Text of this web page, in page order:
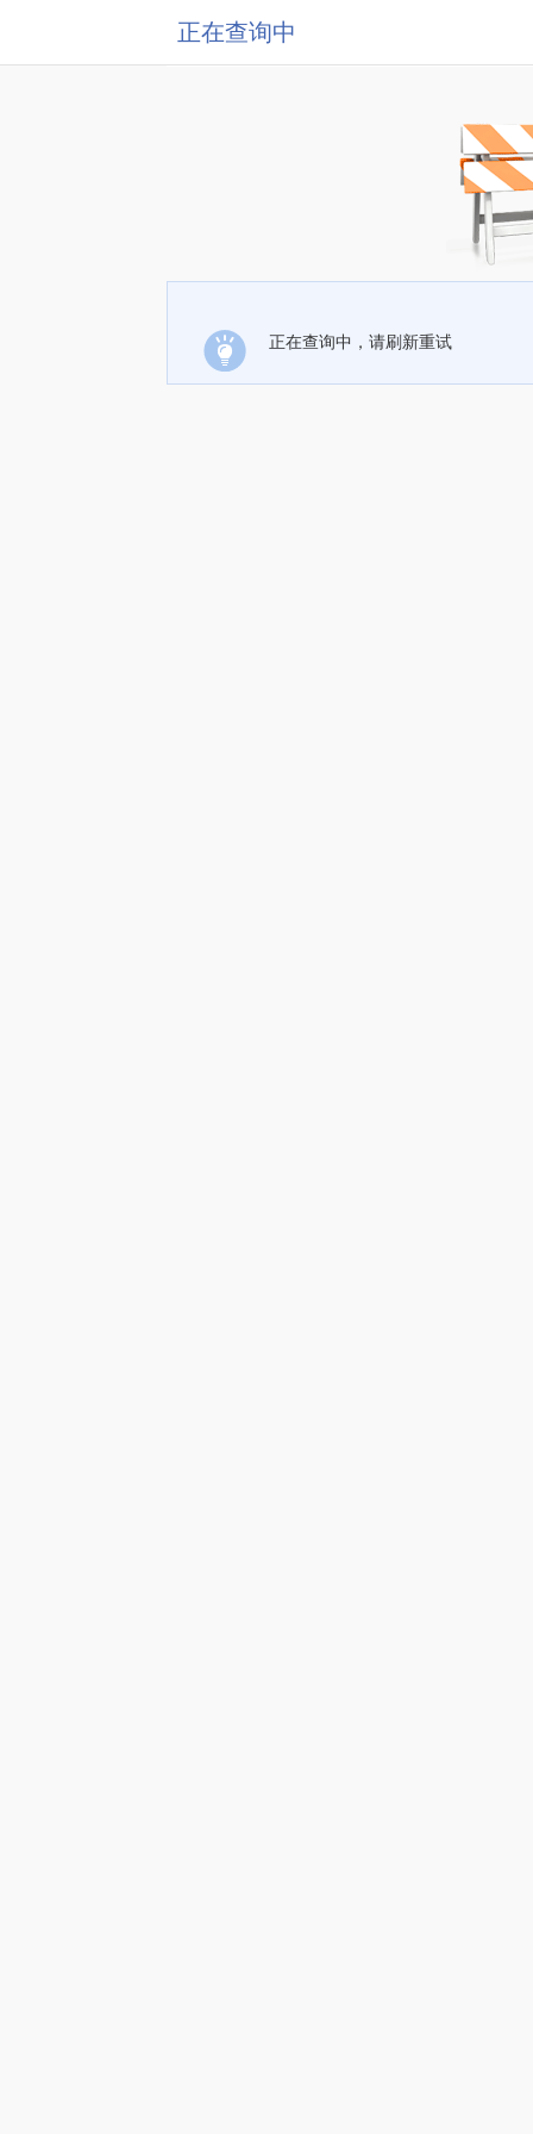
正在查询中
正在查询中，请刷新重试